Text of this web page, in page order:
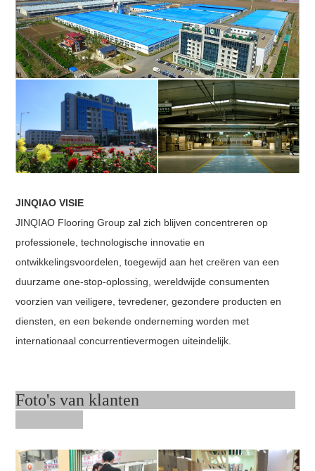
JINQIAO VISIE
JINQIAO Flooring Group zal zich blijven concentreren op
professionele, technologische innovatie en
ontwikkelingsvoordelen, toegewijd aan het creëren van een
duurzame one-stop-oplossing, wereldwijde consumenten
voorzien van veiligere, tevredener, gezondere producten en
diensten, en een bekende onderneming worden met
internationaal concurrentievermogen uiteindelijk.
Foto's van klanten